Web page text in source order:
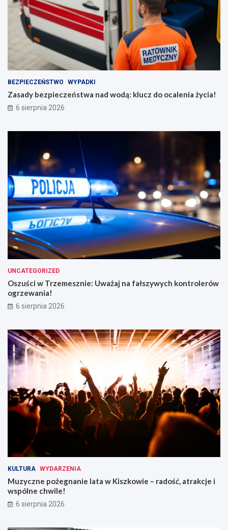
BEZPIECZEŃSTWO WYPADKI
Zasady bezpieczeństwa nad wodą: klucz do ocalenia życia!
6 sierpnia 2026
UNCATEGORIZED
Oszuści w Trzemesznie: Uważaj na fałszywych kontrolerów
ogrzewania!
6 sierpnia 2026
KULTURA WYDARZENIA
Muzyczne pożegnanie lata w Kiszkowie – radość, atrakcje i
wspólne chwile!
6 sierpnia 2026